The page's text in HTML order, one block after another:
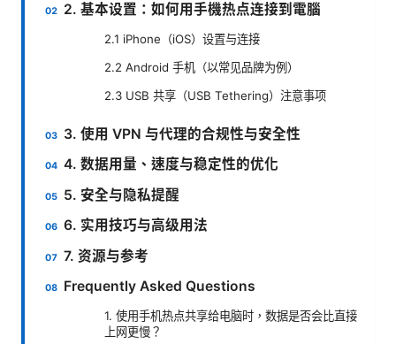
2. 基本设置：如何用手機热点连接到電腦
2.1 iPhone（iOS）设置与连接
2.2 Android 手机（以常见品牌为例）
2.3 USB 共享（USB Tethering）注意事项
3. 使用 VPN 与代理的合规性与安全性
4. 数据用量、速度与稳定性的优化
5. 安全与隐私提醒
6. 实用技巧与高级用法
7. 资源与参考
Frequently Asked Questions
1. 使用手机热点共享给电脑时，数据是否会比直接
上网更慢？